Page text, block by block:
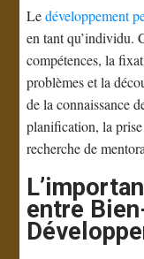
Ledéveloppement
en tant qu’individu.
compétences, la
problèmes et la
de la connaissance
planification, la prise
recherche de
entre